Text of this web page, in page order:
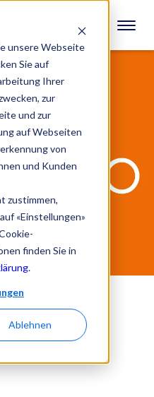
unsere Webseite
Sie auf
Ihrer
zur
und zur
auf Webseiten
von
und Kunden
zustimmen,
«Einstellungen»
finden Sie in
.
Ablehnen